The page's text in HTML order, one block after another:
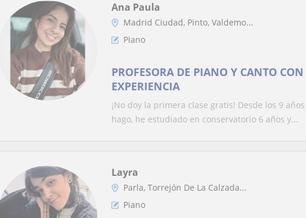
Ana Paula
Madrid Ciudad, Pinto, Valdemo...
Piano
PROFESORA DE PIANO Y CANTO
EXPERIENCIA
¡No doy la primera clase gratis! Desde los 9
hago, he estudiado en conservatorio 6 años y...
Layra
Parla, Torrejón De La Calzada...
Piano